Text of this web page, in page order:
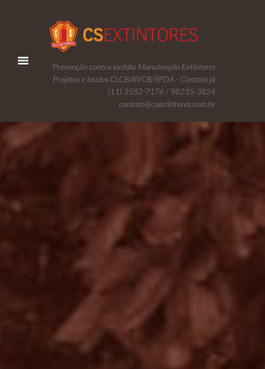
Prevenção contra incêdio Manutenção Extintores
Projetos e laudos CLCB/AVCB/SPDA - Contate já
(11) 3582-7176 / 98235-3824
contato@csextintores.com.br